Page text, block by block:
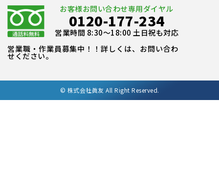
お客様お問い合わせ専用ダイヤル
0120-177-234
営業時間 8:30～18:00 土日祝も対応
営業職・作業員募集中！！詳しくは、お問い合わ
せください。
© 株式会社眞友 All Right Reserved.